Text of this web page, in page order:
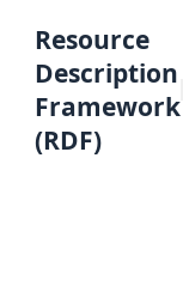
Resource
Description
Framework
(RDF)